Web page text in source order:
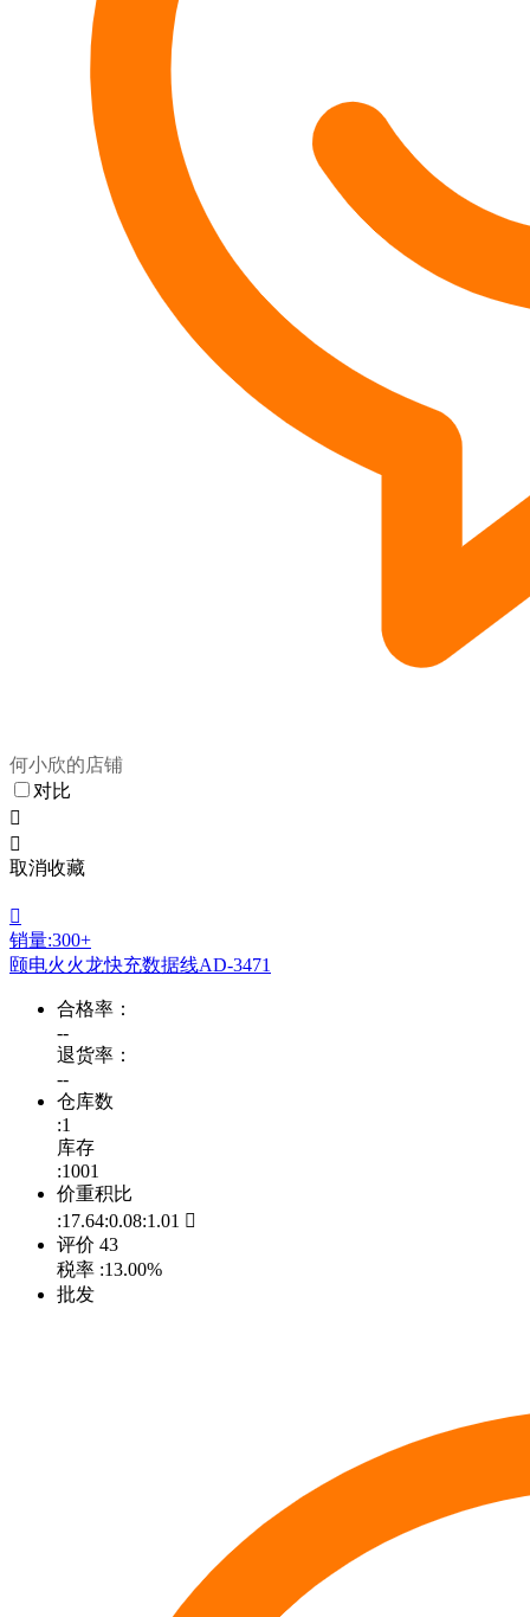
何小欣的店铺
对比


取消收藏

销量:300+
颐电火火龙快充数据线AD-3471
合格率：
--
退货率：
--
仓库数
:1
库存
:1001
价重积比
:17.64:0.08:1.01 
评价 43
税率 :13.00%
批发